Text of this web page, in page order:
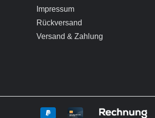
Impressum
Rückversand
Versand & Zahlung